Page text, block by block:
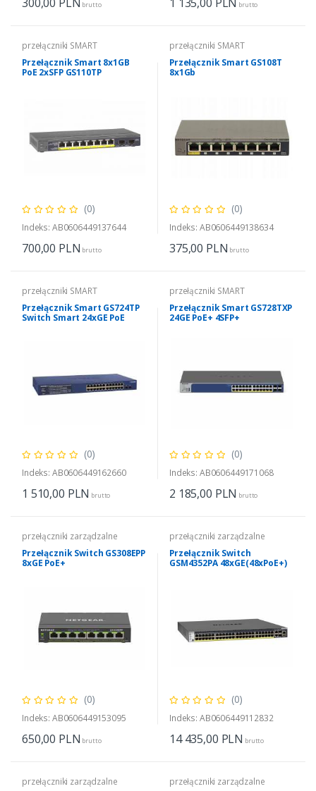
brutto brutto
przełączniki SMART
Przełącznik Smart 8x1GB
PoE 2xSFP GS110TP
(0)
Indeks: AB0606449137644
700,00 PLN brutto
przełączniki SMART
Przełącznik Smart GS108T
8x1Gb
(0)
Indeks: AB0606449138634
375,00 PLN brutto
przełączniki SMART
Przełącznik Smart GS724TP
Switch Smart 24xGE PoE
(0)
Indeks: AB0606449162660
1 510,00 PLN brutto
przełączniki SMART
Przełącznik Smart GS728TXP
24GE PoE+ 4SFP+
(0)
Indeks: AB0606449171068
2 185,00 PLN brutto
przełączniki zarządzalne
Przełącznik Switch GS308EPP
8xGE PoE+
(0)
Indeks: AB0606449153095
650,00 PLN brutto
przełączniki zarządzalne
Przełącznik Switch
GSM4352PA 48xGE(48xPoE+)
(0)
Indeks: AB0606449112832
14 435,00 PLN brutto
przełączniki zarządzalne
przełączniki zarządzalne